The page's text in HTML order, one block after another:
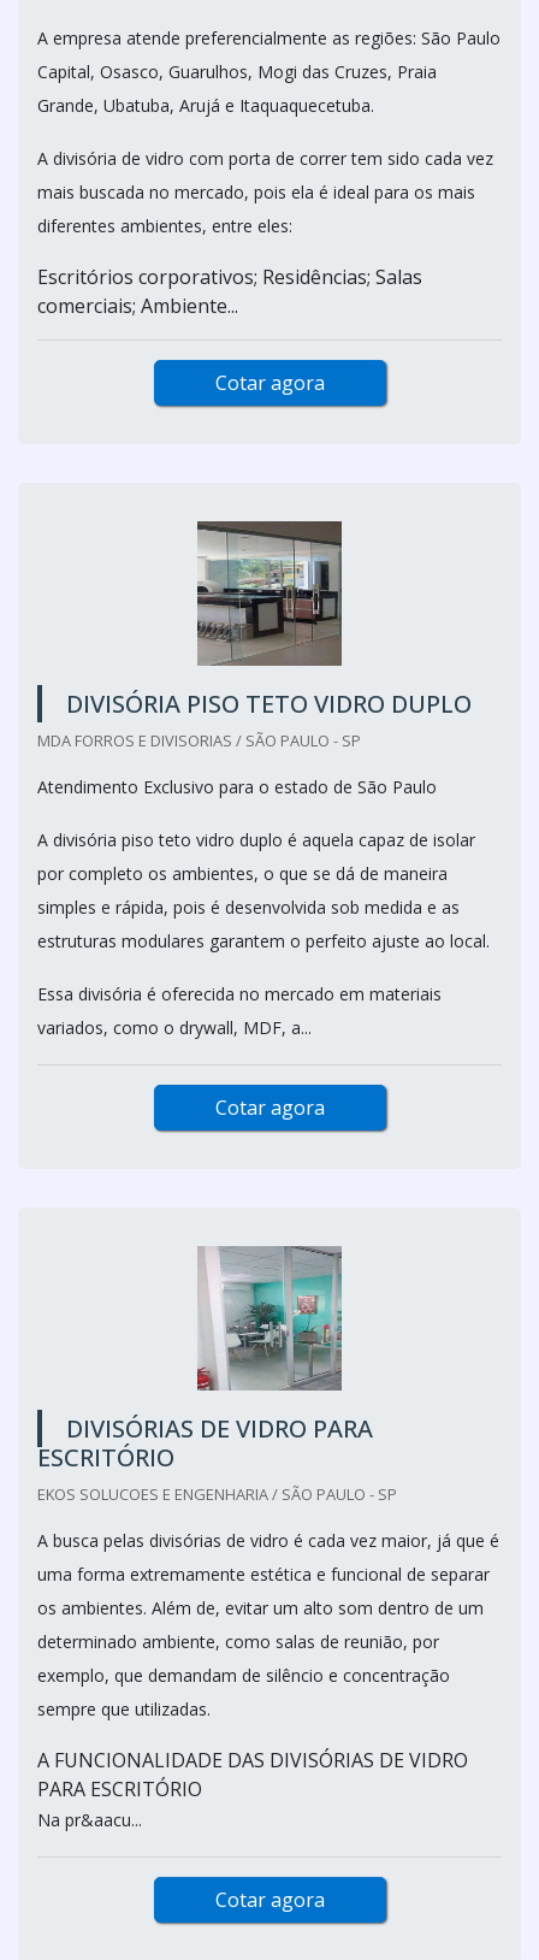
A empresa atende preferencialmente as regiões: São Paulo
Capital, Osasco, Guarulhos, Mogi das Cruzes, Praia
Grande, Ubatuba, Arujá e Itaquaquecetuba.
A divisória de vidro com porta de correr tem sido cada vez
mais buscada no mercado, pois ela é ideal para os mais
diferentes ambientes, entre eles:
Escritórios corporativos; Residências; Salas
comerciais; Ambiente...
Cotar agora
DIVISÓRIA PISO TETO VIDRO DUPLO
MDA FORROS E DIVISORIAS / SÃO PAULO - SP
Atendimento Exclusivo para o estado de São Paulo
A divisória piso teto vidro duplo é aquela capaz de isolar
por completo os ambientes, o que se dá de maneira
simples e rápida, pois é desenvolvida sob medida e as
estruturas modulares garantem o perfeito ajuste ao local.
Essa divisória é oferecida no mercado em materiais
variados, como o drywall, MDF, a...
Cotar agora
DIVISÓRIAS DE VIDRO PARA
ESCRITÓRIO
EKOS SOLUCOES E ENGENHARIA / SÃO PAULO - SP
A busca pelas divisórias de vidro é cada vez maior, já que é
uma forma extremamente estética e funcional de separar
os ambientes. Além de, evitar um alto som dentro de um
determinado ambiente, como salas de reunião, por
exemplo, que demandam de silêncio e concentração
sempre que utilizadas.
A FUNCIONALIDADE DAS DIVISÓRIAS DE VIDRO
PARA ESCRITÓRIO
Na pr&aacu...
Cotar agora